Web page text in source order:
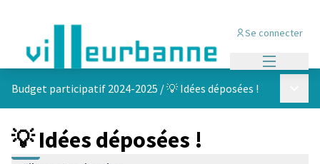
Se connecter
Budget participatif 2024-2025 /💡 Idées déposées !
💡 Idées déposées !